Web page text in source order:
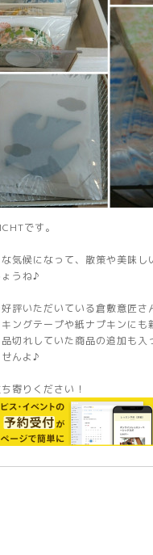
です。
気候になって、散策や美味し
うね♪
評いただいている倉敷意匠さ
ングテープや紙ナプキンにも
切れしていた商品の追加も
んよ♪
寄りください！